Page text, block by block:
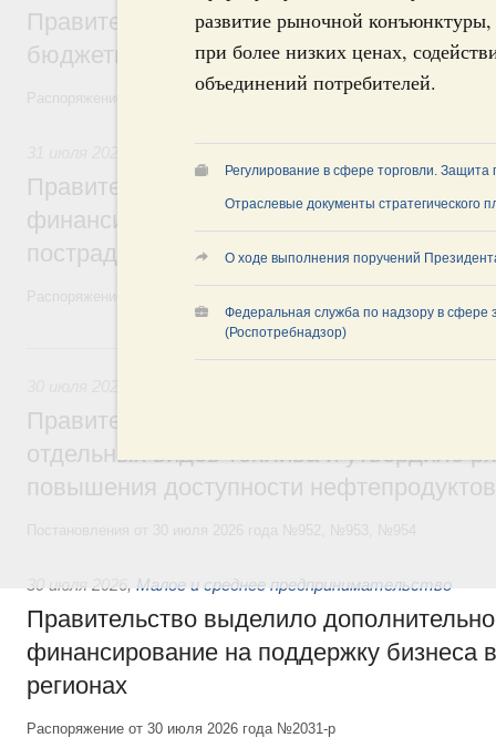
развитие рыночной
при более низких ценах,
объединений потребителей.
Регулирование в сфере торговли. Защита
Отраслевые документы стратегического
О ходе выполнения поручений
Федеральная служба по надзору в сфере
(Роспотребнадзор)
Правительство спишет часть
бюджетным кредитам ещё двум
Распоряжение от 29 июля 2026 года №2016-р
Правительство выделило
финансирование Дагестану и Чечне на
пострадавшим от наводнения
Правительство ввело новый временный
отдельных видов топлива и утвердило
повышения доступности нефтепродуктов
30 июля 2026, Малое и среднее предпринимательство
Правительство выделило
финансирование на поддержку бизнеса
регионах
Распоряжение от 30 июля 2026 года №2031-р